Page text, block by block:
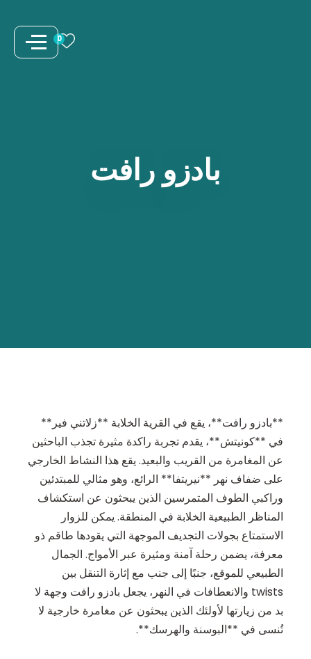
0
بادزو رافت
**بادزو رافت**، يقع في القرية الخلابة **زلاتني فير**
في **كونيتش**، يقدم تجربة راكدة مثيرة تجذب الباحثين
عن المغامرة من القريب والبعيد. يقع هذا النشاط الخارجي
على ضفاف نهر **نيريتفا** الرائع، وهو مثالي للمبتدئين
وراكبي الطوف المتمرسين الذين يبحثون عن استكشاف
المناظر الطبيعية الخلابة في المنطقة. يمكن للزوار
الاستمتاع بجولات التجديف الموجهة التي يقودها طاقم ذو
معرفة، يضمن رحلة آمنة ومثيرة عبر الأمواج. الجمال
الطبيعي للموقع، جنبًا إلى جنب مع إثارة التنقل بين
twists والانعطافات في النهر، يجعل بادزو رافت وجهة لا
بد من زيارتها لأولئك الذين يبحثون عن مغامرة خارجية لا
تُنسى في **البوسنة والهرسك**.